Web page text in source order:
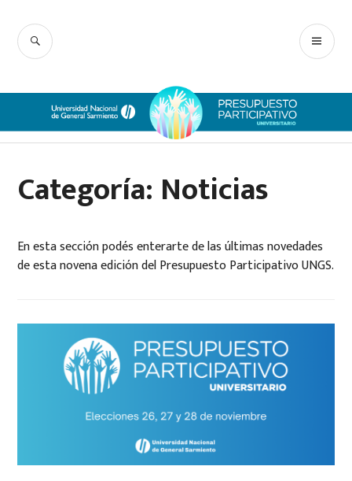
contenido
BUSCAR
Categoría: Noticias
En esta sección podés enterarte de las últimas novedades
de esta novena edición del Presupuesto Participativo UNGS.